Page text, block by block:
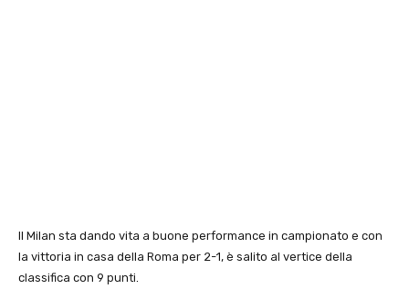
Il Milan sta dando vita a buone performance in campionato e con
la vittoria in casa della Roma per 2-1, è salito al vertice della
classifica con 9 punti.